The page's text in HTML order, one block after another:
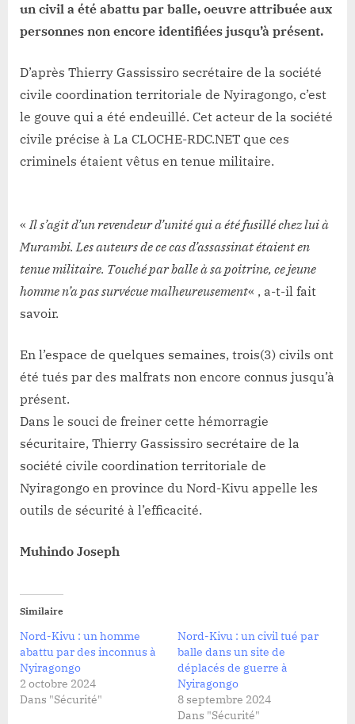
un civil a été abattu par balle, oeuvre attribuée aux
personnes non encore identifiées jusqu’à présent.
D’après Thierry Gassissiro secrétaire de la société
civile coordination territoriale de Nyiragongo, c’est
le gouve qui a été endeuillé. Cet acteur de la société
civile précise à La CLOCHE-RDC.NET que ces
criminels étaient vêtus en tenue militaire.
«Il s’agit d’un revendeur d’unité qui a été fusillé chez lui à
Murambi. Les auteurs de ce cas d’assassinat étaient en
tenue militaire. Touché par balle à sa poitrine, ce jeune
homme n’a pas survécue malheureusement« , a-t-il fait
savoir.
En l’espace de quelques semaines, trois(3) civils ont
été tués par des malfrats non encore connus jusqu’à
présent.
Dans le souci de freiner cette hémorragie
sécuritaire, Thierry Gassissiro secrétaire de la
société civile coordination territoriale de
Nyiragongo en province du Nord-Kivu appelle les
outils de sécurité à l’efficacité.
Muhindo Joseph
Similaire
Nord-Kivu : un homme
abattu par des inconnus à
Nyiragongo
2 octobre 2024
Dans "Sécurité"
Nord-Kivu : un civil tué par
balle dans un site de
déplacés de guerre à
Nyiragongo
8 septembre 2024
Dans "Sécurité"